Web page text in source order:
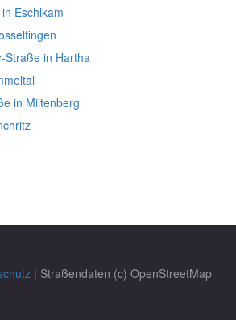
Eschlkam
Straße in Hartha
in Miltenberg
| Straßendaten (c) OpenStreetMap